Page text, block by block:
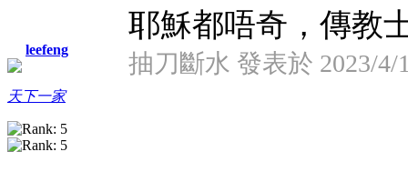
leefeng
天下一家
耶穌都唔奇，傳教
抽刀斷水 發表於 2023/4/